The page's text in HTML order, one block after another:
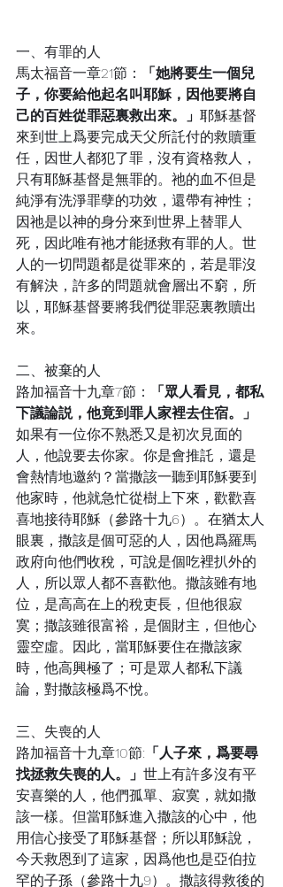
一、有罪的人
馬太福音一章21節：
「她將要生一個兒
子，你要給他起名叫耶穌，因他要將自
己的百姓從罪惡裏救出來。」 耶穌基督
來到世上爲要完成天父所託付的救贖重
任，因世人都犯了罪，沒有資格救人，
只有耶穌基督是無罪的。祂的血不但是
純淨有洗淨罪孽的功效，還帶有神性；
因祂是以神的身分來到世界上替罪人
死，因此唯有祂才能拯救有罪的人。世
人的一切問題都是從罪來的，若是罪沒
有解決，許多的問題就會層出不窮，所
以，耶穌基督要將我們從罪惡裏教贖出
來。
二、被棄的人
路加福音十九章7節：
「眾人看見，都私
下議論説，他竟到罪人家裡去住宿。」
如果有一位你不熟悉又是初次見面的
人，他說要去你家。你是會推託，還是
會熱情地邀約？當撒該一聽到耶穌要到
他家時，他就急忙從樹上下來，歡歡喜
喜地接待耶穌（參路十九6）。在猶太人
眼裏，撒該是個可惡的人，因他爲羅馬
政府向他們收稅，可說是個吃裡扒外的
人，所以眾人都不喜歡他。撒該雖有地
位，是高高在上的稅吏長，但他很寂
寞；撒該雖很富裕，是個財主，但他心
靈空虛。因此，當耶穌要住在撒該家
時，他高興極了；可是眾人都私下議
論，對撒該極爲不悅。
三、失喪的人
路加福音十九章10節: 「人子來，爲要尋
找拯救失喪的人。」 世上有許多沒有平
安喜樂的人，他們孤單、寂寞，就如撒
該一樣。但當耶穌進入撒該的心中，他
用信心接受了耶穌基督；所以耶穌說，
今天救恩到了這家，因爲他也是亞伯拉
罕的子孫（參路十九9）。撒該得救後的